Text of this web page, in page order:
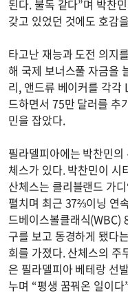
된다. 불독 같다”며 박찬
갖고 있었던 것에도 호감
타고난 재능과 도전 의지
해 국제 보너스풀 자금을
리, 앤드류 베이커를 각각
드하면서 75만 달러를 추
민을 잡았다.
필라델피아에는 박찬민
체스가 있다. 박찬민이 시
산체스는 클리블랜드 가
펼치며 최근 37⅔이닝 연
드베이스볼클래식(WBC)
구를 보고 동경하게 됐다
회를 가졌다. 산체스의 주
은 필라델피아 베테랑 선
누며 “평생 꿈꿔온 일이